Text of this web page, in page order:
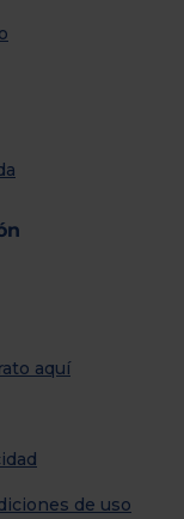
aquí
de uso